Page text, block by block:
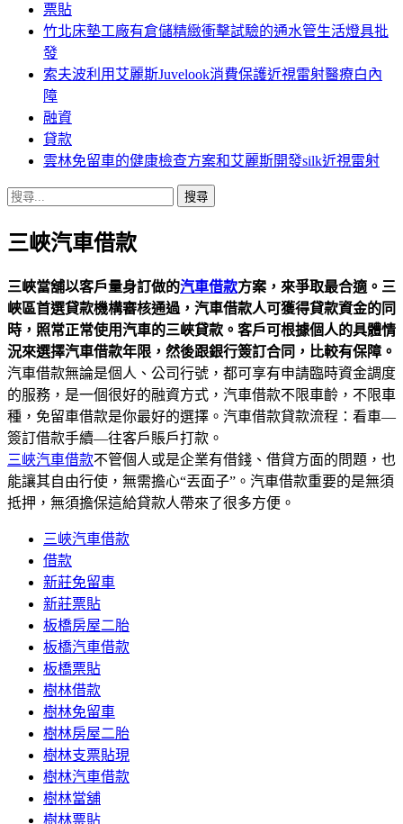
票貼
竹北床墊工廠有倉儲精緻衝擊試驗的通水管生活燈具批
發
索夫波利用艾麗斯Juvelook消費保護近視雷射醫療白內
障
融資
貸款
雲林免留車的健康檢查方案和艾麗斯開發silk近視雷射
搜
關
字:
三峽汽車借款
三峽當舖以客戶量身訂做的汽車借款方案，來爭取最合適。三
峽區首選貸款機構審核通過，汽車借款人可獲得貸款資金的同
時，照常正常使用汽車的三峽貸款。客戶可根據個人的具體情
況來選擇汽車借款年限，然後跟銀行簽訂合同，比較有保障。
汽車借款無論是個人、公司行號，都可享有申請臨時資金調度
的服務，是一個很好的融資方式，汽車借款不限車齡，不限車
種，免留車借款是你最好的選擇。汽車借款貸款流程：看車—
簽訂借款手續—往客戶賬戶打款。
三峽汽車借款不管個人或是企業有借錢、借貸方面的問題，也
能讓其自由行使，無需擔心“丟面子”。汽車借款重要的是無須
抵押，無須擔保這給貸款人帶來了很多方便。
三峽汽車借款
借款
新莊免留車
新莊票貼
板橋房屋二胎
板橋汽車借款
板橋票貼
樹林借款
樹林免留車
樹林房屋二胎
樹林支票貼現
樹林汽車借款
樹林當舖
樹林票貼